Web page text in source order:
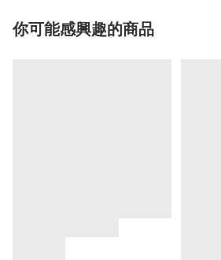
你可能感興趣的商品